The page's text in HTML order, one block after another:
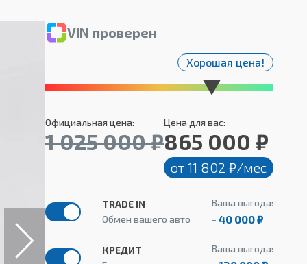
VIN проверен
Хорошая цена!
Официальная цена:
1 025 000 ₽
Цена для вас:
865 000 ₽
от 11 802 ₽/мес
TRADE IN
Обмен вашего авто
Ваша выгода:
- 40 000 ₽
КРЕДИТ
Ваша выгода: